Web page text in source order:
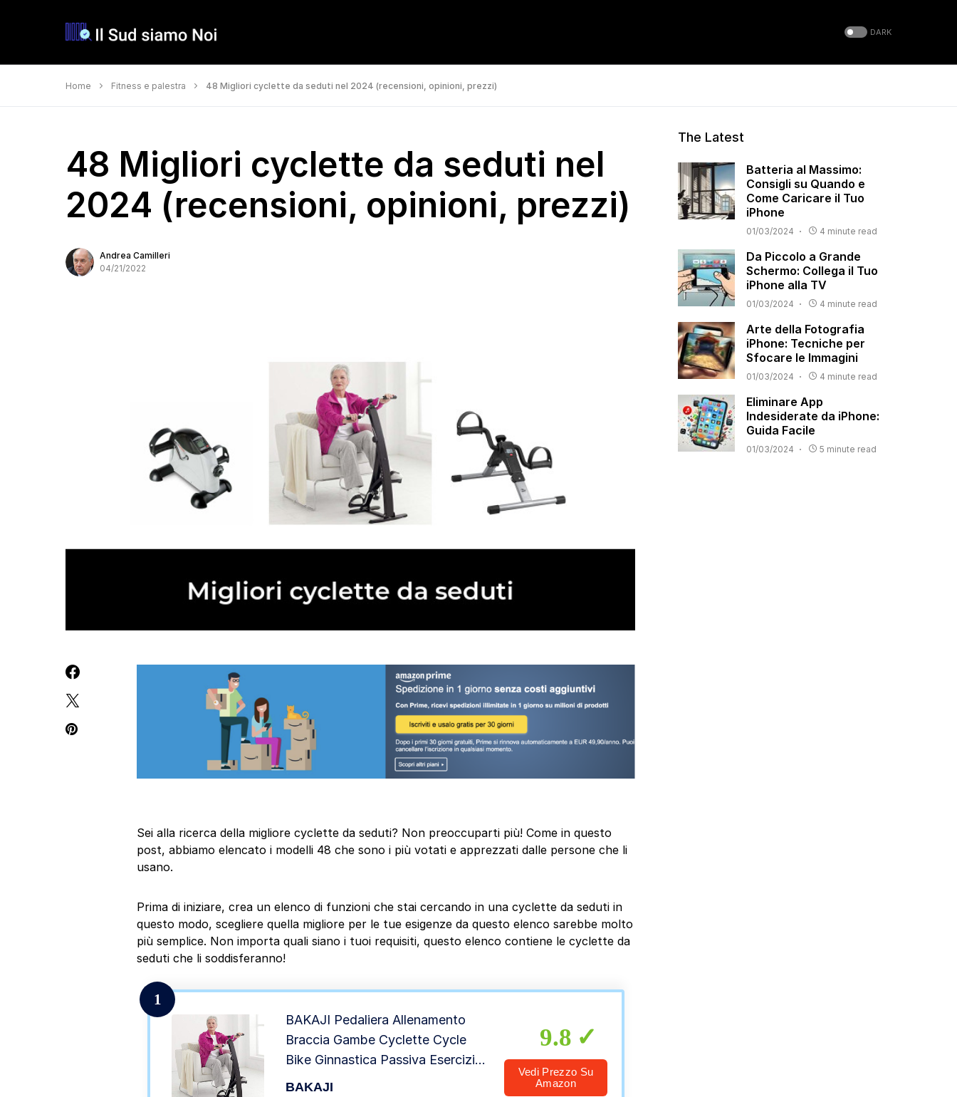
DARK
Home Fitness e palestra 48 Migliori cyclette da seduti nel 2024 (recensioni, opinioni, prezzi)
48 Migliori cyclette da seduti nel
2024 (recensioni, opinioni, prezzi)
Andrea Camilleri
04/21/2022
Sei alla ricerca della migliore cyclette da seduti? Non preoccuparti più! Come in questo
post, abbiamo elencato i modelli 48 che sono i più votati e apprezzati dalle persone che li
usano.
Prima di iniziare, crea un elenco di funzioni che stai cercando in una cyclette da seduti in
questo modo, scegliere quella migliore per le tue esigenze da questo elenco sarebbe molto
più semplice. Non importa quali siano i tuoi requisiti, questo elenco contiene le cyclette da
seduti che li soddisferanno!
1
BAKAJI Pedaliera Allenamento
Braccia Gambe Cyclette Cycle
Bike Ginnastica Passiva Esercizio
Fitness Riabilitazione Anziani
BAKAJI
9.8
Vedi Prezzo Su
Amazon
The Latest
Batteria al Massimo:
Consigli su Quando e
Come Caricare il Tuo
iPhone
01/03/2024 4 minute read
Da Piccolo a Grande
Schermo: Collega il Tuo
iPhone alla TV
01/03/2024 4 minute read
Arte della Fotografia
iPhone: Tecniche per
Sfocare le Immagini
01/03/2024 4 minute read
Eliminare App
Indesiderate da iPhone:
Guida Facile
01/03/2024 5 minute read